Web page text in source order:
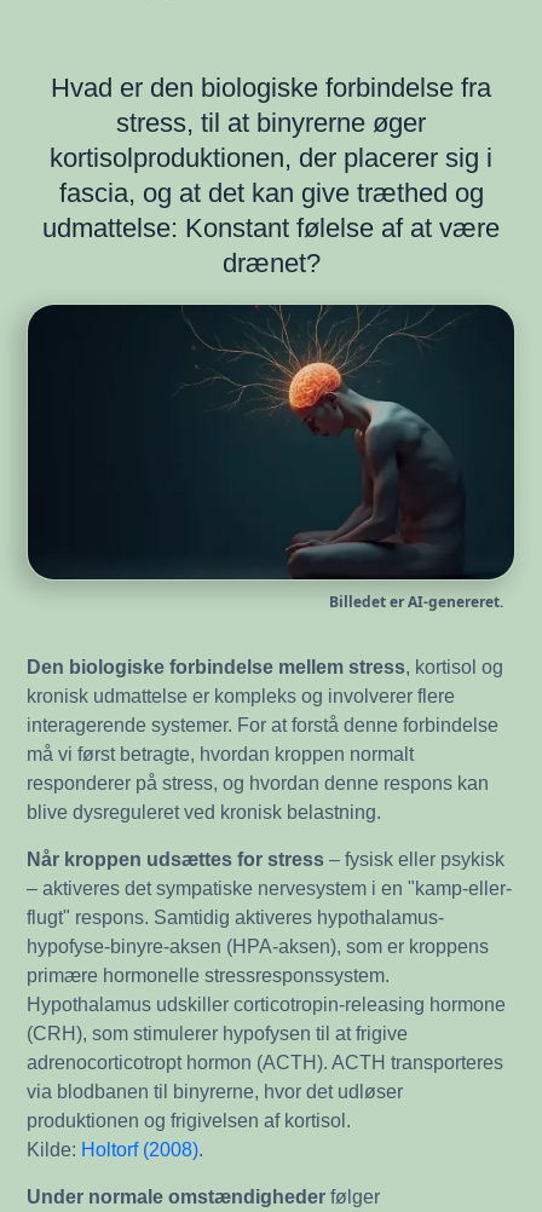
Hvad er den biologiske forbindelse fra
stress, til at binyrerne øger
kortisolproduktionen, der placerer sig i
fascia, og at det kan give træthed og
udmattelse: Konstant følelse af at være
drænet?
Billedet er AI-genereret.
Den biologiske forbindelse mellem stress, kortisol og
kronisk udmattelse er kompleks og involverer flere
interagerende systemer. For at forstå denne forbindelse
må vi først betragte, hvordan kroppen normalt
responderer på stress, og hvordan denne respons kan
blive dysreguleret ved kronisk belastning.
Når kroppen udsættes for stress – fysisk eller psykisk
– aktiveres det sympatiske nervesystem i en "kamp-eller-
flugt" respons. Samtidig aktiveres hypothalamus-
hypofyse-binyre-aksen (HPA-aksen), som er kroppens
primære hormonelle stressresponssystem.
Hypothalamus udskiller corticotropin-releasing hormone
(CRH), som stimulerer hypofysen til at frigive
adrenocorticotropt hormon (ACTH). ACTH transporteres
via blodbanen til binyrerne, hvor det udløser
produktionen og frigivelsen af kortisol.
Kilde: Holtorf (2008).
Under normale omstændigheder følger